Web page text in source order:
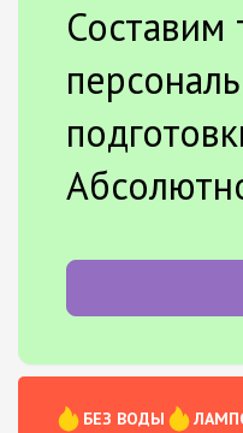
Составим
БЕЗ ВОДЫ